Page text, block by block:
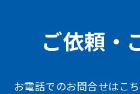
ご依頼・
お電話でのお問合せはこ